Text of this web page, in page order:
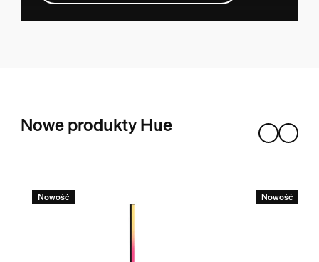
Nowe produkty Hue
Nowość Nowość